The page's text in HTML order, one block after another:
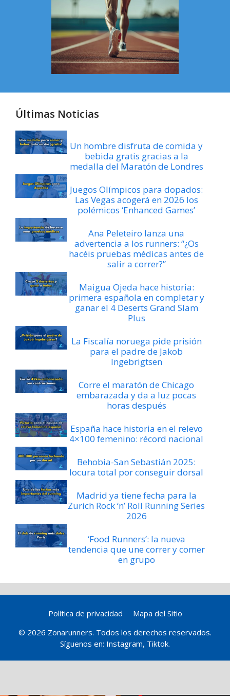
Últimas Noticias
Un hombre disfruta de comida y
bebida gratis gracias a la
medalla del Maratón de Londres
Juegos Olímpicos para dopados:
Las Vegas acogerá en 2026 los
polémicos ‘Enhanced Games’
Ana Peleteiro lanza una
advertencia a los runners: “¿Os
hacéis pruebas médicas antes de
salir a correr?”
Maigua Ojeda hace historia:
primera española en completar y
ganar el 4 Deserts Grand Slam
Plus
La Fiscalía noruega pide prisión
para el padre de Jakob
Ingebrigtsen
Corre el maratón de Chicago
embarazada y da a luz pocas
horas después
España hace historia en el relevo
4×100 femenino: récord nacional
Behobia-San Sebastián 2025:
locura total por conseguir dorsal
Madrid ya tiene fecha para la
Zurich Rock ‘n’ Roll Running Series
2026
‘Food Runners’: la nueva
tendencia que une correr y comer
en grupo
Política de privacidad
Mapa del Sitio
© 2026 Zonarunners. Todos los derechos reservados.
Síguenos en: Instagram, Tiktok.